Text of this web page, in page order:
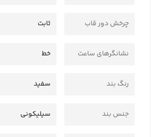
چرخش دور قاب ثابت
نشانگرهای ساعت خط
رنگ بند سفید
جنس بند سیلیکونی